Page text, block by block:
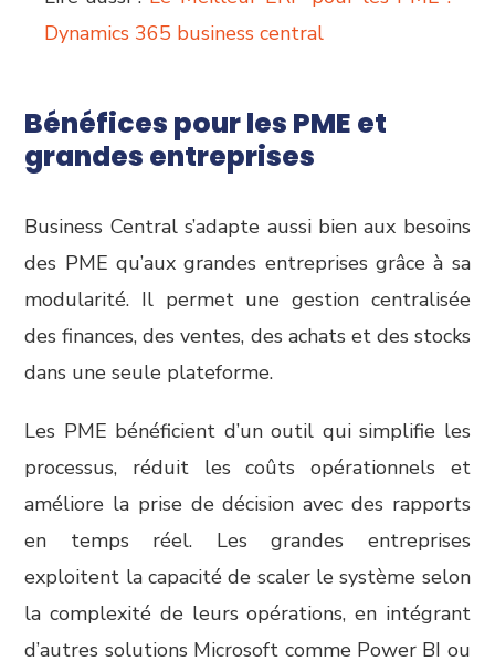
Dynamics 365 business central
Bénéfices pour les PME et
grandes entreprises
Business Central s’adapte aussi bien aux besoins
des PME qu’aux grandes entreprises grâce à sa
modularité. Il permet une gestion centralisée
des finances, des ventes, des achats et des stocks
dans une seule plateforme.
Les PME bénéficient d’un outil qui simplifie les
processus, réduit les coûts opérationnels et
améliore la prise de décision avec des rapports
en temps réel. Les grandes entreprises
exploitent la capacité de scaler le système selon
la complexité de leurs opérations, en intégrant
d’autres solutions Microsoft comme Power BI ou